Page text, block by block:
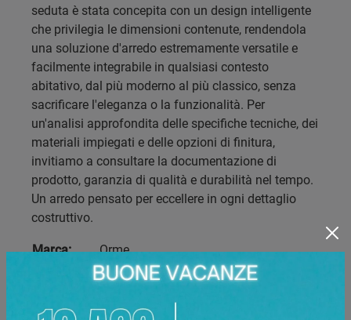
seduta è stata concepita con un design intelligente
che privilegia le dimensioni contenute, rendendola
una soluzione d'arredo estremamente versatile e
facilmente integrabile in qualsiasi contesto
abitativo, dal più moderno al più classico, senza
sacrificare l'eleganza o la funzionalità. Per
un'analisi approfondita delle specifiche tecniche, dei
materiali impiegati e delle opzioni di finitura,
invitiamo a consultare la documentazione di
prodotto, garanzia di qualità e durabilità nel tempo.
Un arredo pensato per eccellere in ogni dettaglio
costruttivo.
Marca:
Orme
Dimensioni:50 x 50 x 74 cm
Area Arredamenti Corso Racconigi, 134